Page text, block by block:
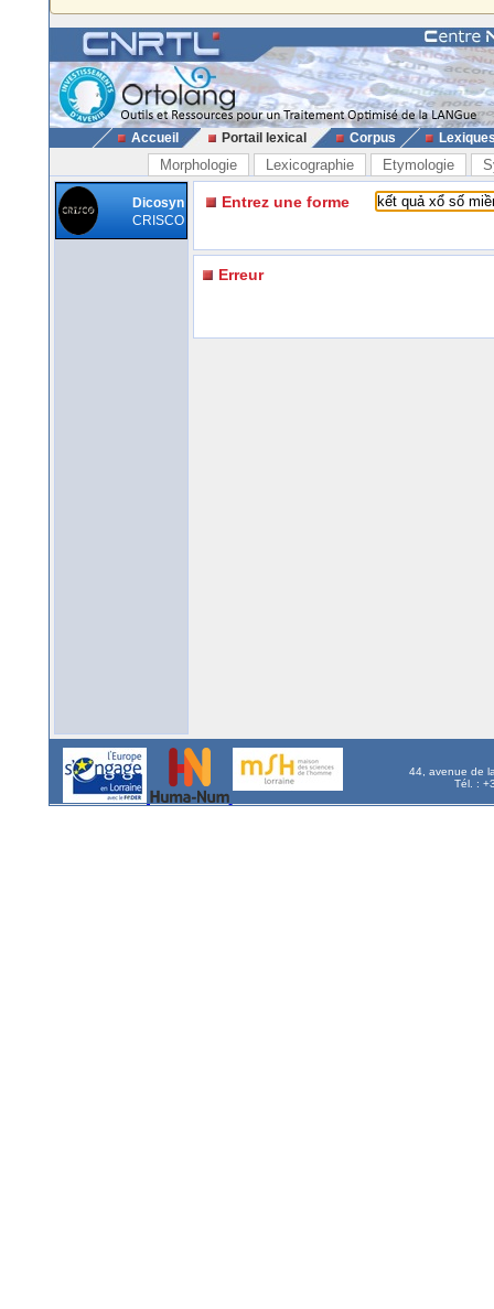
Accueil Portail lexical Corpus
Morphologie Lexicographie Etymologie
Dicosyn
CRISCO
Entrez une forme
Erreur
44, avenue de
Tél. :